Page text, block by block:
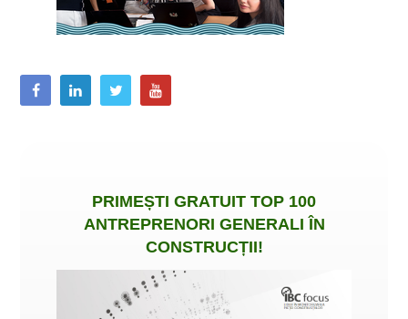
PRIMEȘTI GRATUIT TOP 100
ANTREPRENORI GENERALI ÎN
CONSTRUCȚII!